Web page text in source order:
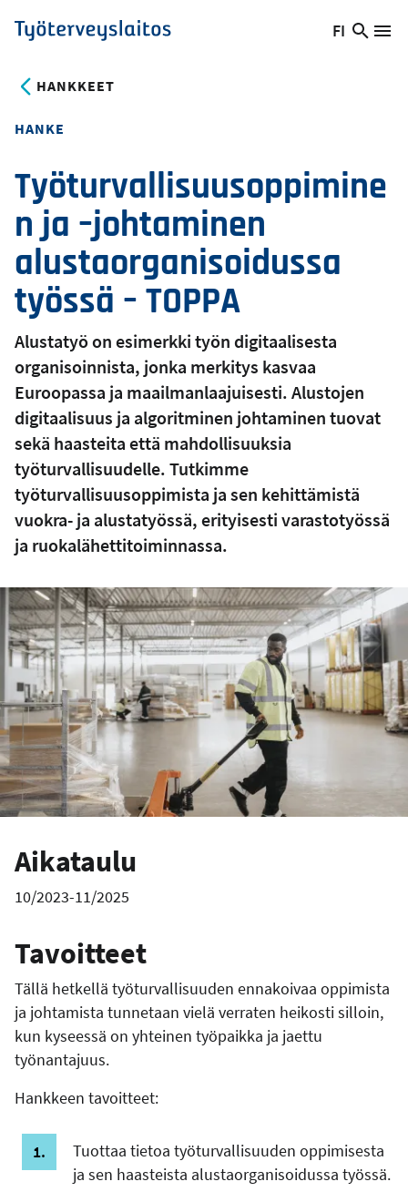
Hyppää
pääsisältöön
Työterveyslaitos
Vaihda
FI
Hae
HANKKEET
HANKE
Työturvallisuusoppimine
n ja –johtaminen
alustaorganisoidussa
työssä – TOPPA
Alustatyö on esimerkki työn digitaalisesta
organisoinnista, jonka merkitys kasvaa
Euroopassa ja maailmanlaajuisesti. Alustojen
digitaalisuus ja algoritminen johtaminen tuovat
sekä haasteita että mahdollisuuksia
työturvallisuudelle. Tutkimme
työturvallisuusoppimista ja sen kehittämistä
vuokra- ja alustatyössä, erityisesti varastotyössä
ja ruokalähettitoiminnassa.
Aikataulu
10/2023-11/2025
Tavoitteet
Tällä hetkellä työturvallisuuden ennakoivaa oppimista
ja johtamista tunnetaan vielä verraten heikosti silloin,
kun kyseessä on yhteinen työpaikka ja jaettu
työnantajuus.
Hankkeen tavoitteet:
Tuottaa tietoa työturvallisuuden oppimisesta
ja sen haasteista alustaorganisoidussa työssä.